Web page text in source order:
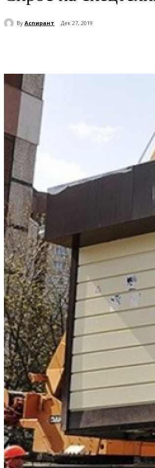
By Аспирант Дек 27, 2019